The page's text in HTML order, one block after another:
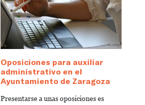
Oposiciones para auxiliar
administrativo en el
Ayuntamiento de Zaragoza
Presentarse a unas oposiciones es